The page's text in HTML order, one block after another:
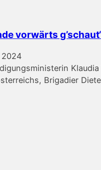
vorwärts
2024
Brigadier